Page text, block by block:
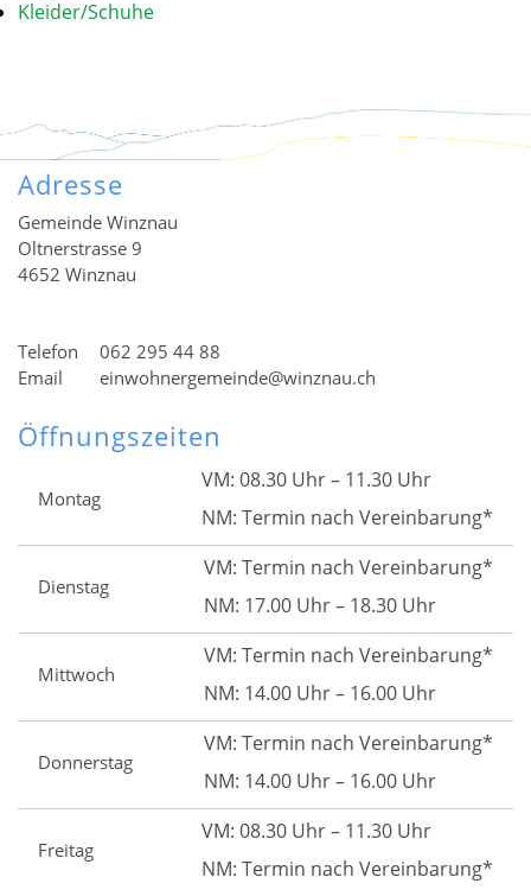
Kleider/Schuhe
Adresse
Gemeinde Winznau
Oltnerstrasse 9
4652 Winznau
Telefon
062 295 44 88
Email
einwohnergemeinde@winznau.ch
Öffnungszeiten
Montag
VM: 08.30 Uhr – 11.30 Uhr
NM: Termin nach Vereinbarung*
Dienstag
VM: Termin nach Vereinbarung*
NM: 17.00 Uhr – 18.30 Uhr
Mittwoch
VM: Termin nach Vereinbarung*
NM: 14.00 Uhr – 16.00 Uhr
Donnerstag
VM: Termin nach Vereinbarung*
NM: 14.00 Uhr – 16.00 Uhr
Freitag
VM: 08.30 Uhr – 11.30 Uhr
NM: Termin nach Vereinbarung*